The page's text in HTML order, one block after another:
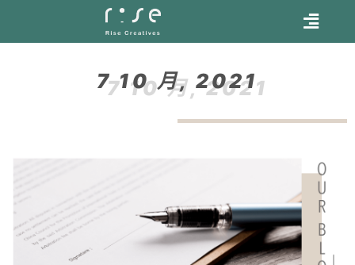
7 10 月, 2021